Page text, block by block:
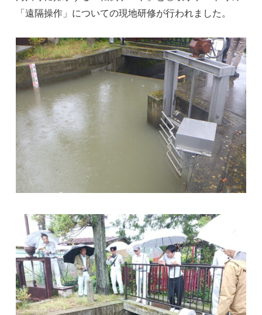
「遠隔操作」についての現地研修が行われました。